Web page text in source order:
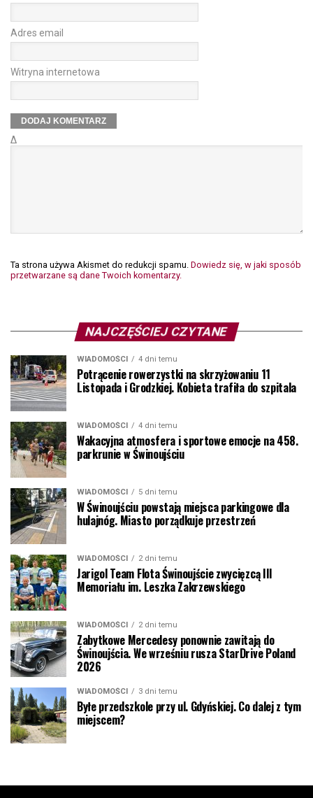
Adres email
Witryna internetowa
Δ
Ta strona używa Akismet do redukcji spamu. Dowiedz się, w jaki sposób
przetwarzane są dane Twoich komentarzy.
NAJCZĘŚCIEJ CZYTANE
WIADOMOŚCI 4 dni temu
Potrącenie rowerzystki na skrzyżowaniu 11
Listopada i Grodzkiej. Kobieta trafiła do szpitala
WIADOMOŚCI 4 dni temu
Wakacyjna atmosfera i sportowe emocje na 458.
parkrunie w Świnoujściu
WIADOMOŚCI 5 dni temu
W Świnoujściu powstają miejsca parkingowe dla
hulajnóg. Miasto porządkuje przestrzeń
WIADOMOŚCI 2 dni temu
Jarigol Team Flota Świnoujście zwycięzcą III
Memoriału im. Leszka Zakrzewskiego
WIADOMOŚCI 2 dni temu
Zabytkowe Mercedesy ponownie zawitają do
Świnoujścia. We wrześniu rusza StarDrive Poland
2026
WIADOMOŚCI 3 dni temu
Byłe przedszkole przy ul. Gdyńskiej. Co dalej z tym
miejscem?